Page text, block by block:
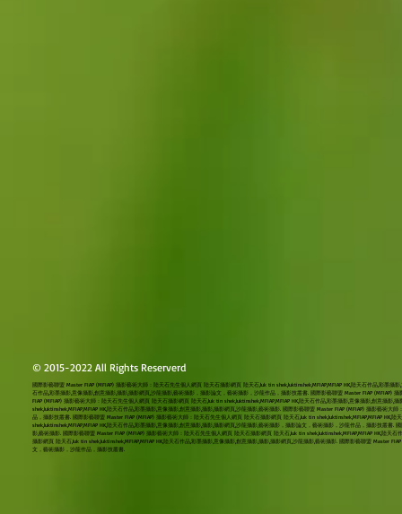
© 2015-2022 All Rights Reserverd
國際影藝聯盟 Master FIAP (MFIAP) 攝影藝術大師：陸天石先生個人網頁 陸天石攝影網頁 陸天石,luk tin shek,luktinshek,MFIAP,MFIAP HK,陸天石作品,彩墨
石作品,彩墨攝影,意像攝影,創意攝影,攝影,攝影網頁,沙龍攝影,藝術攝影，攝影論文，藝術攝影，沙龍作品，攝影技叢書. 國際影藝聯盟 Master FIAP (MFIAP)
FIAP (MFIAP) 攝影藝術大師：陸天石先生個人網頁 陸天石攝影網頁 陸天石,luk tin shek,luktinshek,MFIAP,MFIAP HK,陸天石作品,彩墨攝影,意像攝影,創意攝
shek,luktinshek,MFIAP,MFIAP HK,陸天石作品,彩墨攝影,意像攝影,創意攝影,攝影,攝影網頁,沙龍攝影,藝術攝影. 國際影藝聯盟 Master FIAP (MFIAP) 攝影藝術
品，攝影技叢書. 國際影藝聯盟 Master FIAP (MFIAP) 攝影藝術大師：陸天石先生個人網頁 陸天石攝影網頁 陸天石,luk tin shek,luktinshek,MFIAP,MFIAP
shek,luktinshek,MFIAP,MFIAP HK,陸天石作品,彩墨攝影,意像攝影,創意攝影,攝影,攝影網頁,沙龍攝影,藝術攝影，攝影論文，藝術攝影，沙龍作品，攝影技叢
影,藝術攝影. 國際影藝聯盟 Master FIAP (MFIAP) 攝影藝術大師：陸天石先生個人網頁 陸天石攝影網頁 陸天石,luk tin shek,luktinshek,MFIAP,MFIAP HK,陸
攝影網頁 陸天石,luk tin shek,luktinshek,MFIAP,MFIAP HK,陸天石作品,彩墨攝影,意像攝影,創意攝影,攝影,攝影網頁,沙龍攝影,藝術攝影. 國際影藝聯盟 Master
文，藝術攝影，沙龍作品，攝影技叢書.